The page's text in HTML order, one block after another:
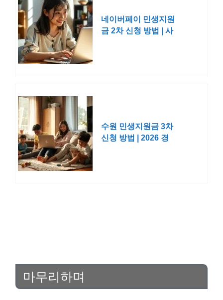
네이버페이 민생지원
금 2차 신청 방법 | 사
수원 민생지원금 3차
신청 방법 | 2026 경
마무리하며